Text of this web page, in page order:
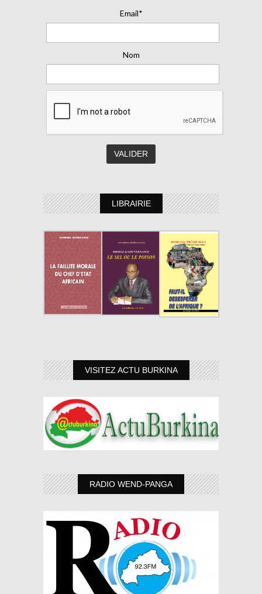
Email*
Nom
LIBRAIRIE
VISITEZ ACTU BURKINA
RADIO WEND-PANGA